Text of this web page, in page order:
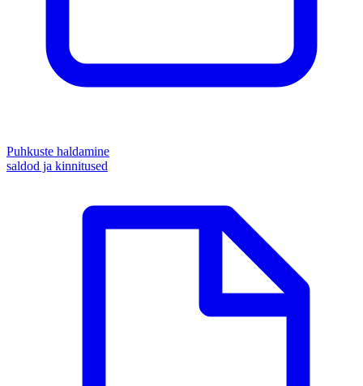
Puhkuste haldamine
saldod ja kinnitused